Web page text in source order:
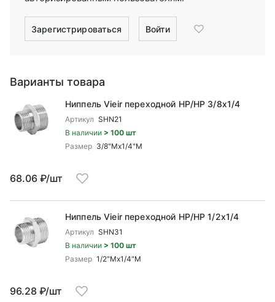
Зарегистрироваться Войти
Варианты товара
Ниппель Vieir переходной НР/НР 3/8x1/4
Артикул SHN21
В наличии > 100 шт
Размер 3/8"Mx1/4"М
68.06 ₽/шт
Ниппель Vieir переходной НР/НР 1/2x1/4
Артикул SHN31
В наличии > 100 шт
Размер 1/2"Mx1/4"М
96.28 ₽/шт